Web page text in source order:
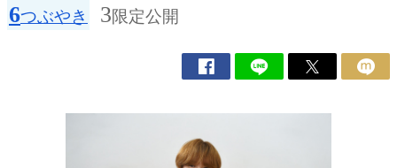
6つぶやき 3限定公開